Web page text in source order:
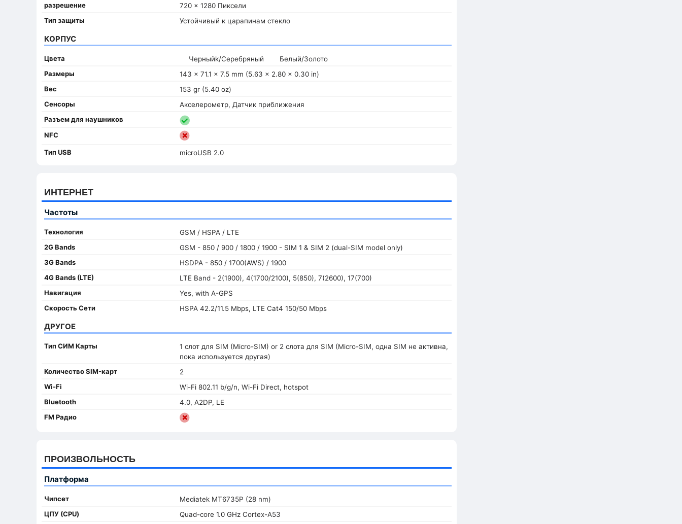
разрешение
720 x 1280 Пиксели
Тип защиты
Устойчивый к царапинам стекло
КОРПУС
Цвета Черныйk/Серебряный
Белый/Золото
Размеры
143 x 71.1 x 7.5 mm (5.63 x 2.80 x 0.30 in)
Вес
153 gr (5.40 oz)
Сенсоры
Акселерометр, Датчик приближения
Разъем для наушников
NFC
Тип USB microUSB 2.0
ИНТЕРНЕТ
Частоты
Технология
GSM / HSPA / LTE
2G Bands
GSM - 850 / 900 / 1800 / 1900 - SIM 1 & SIM 2 (dual-SIM model only)
3G Bands
HSDPA - 850 / 1700(AWS) / 1900
4G Bands (LTE)
LTE Band - 2(1900), 4(1700/2100), 5(850), 7(2600), 17(700)
Навигация
Yes, with A-GPS
Скорость Сети
HSPA 42.2/11.5 Mbps, LTE Cat4 150/50 Mbps
ДРУГОЕ
Тип СИМ Карты
1 слот для SIM (Micro-SIM) or 2 слота для SIM (Micro-SIM, одна SIM не активна,
пока используется другая)
Количество SIM-карт
2
Wi-Fi
Wi-Fi 802.11 b/g/n, Wi-Fi Direct, hotspot
Bluetooth
4.0, A2DP, LE
FM Радио
ПРОИЗВОЛЬНОСТЬ
Платформа
Чипсет
Mediatek MT6735P (28 nm)
ЦПУ (CPU)
Quad-core 1.0 GHz Cortex-A53